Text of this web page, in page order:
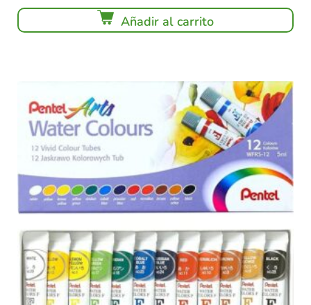
Añadir al carrito